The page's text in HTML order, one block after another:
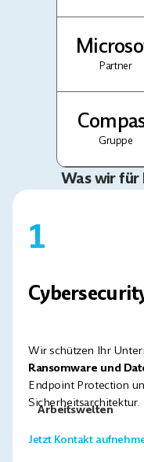
Arbeitswelten
Partner
Gruppe
Was wir für
1
Wir schützen Ihr
Ransomware und
Endpoint Protection
Sicherheitsarchitektur.
Jetzt Kontakt